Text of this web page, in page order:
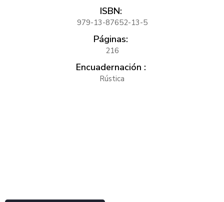
ISBN:
979-13-87652-13-5
Páginas:
216
Encuadernación :
Rústica